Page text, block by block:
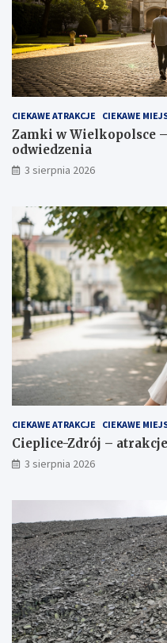
CIEKAWE ATRAKCJE CIEKAWE
Zamki w Wielkopolsce
odwiedzenia
3 sierpnia 2026
CIEKAWE ATRAKCJE CIEKAWE
Cieplice-Zdrój –
3 sierpnia 2026